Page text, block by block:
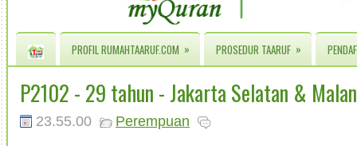
PROFIL RUMAHTAARUF.COM » PROSEDUR TAARUF »
P2102 - 29 tahun - Jakarta Selatan &
23.55.00 Perempuan